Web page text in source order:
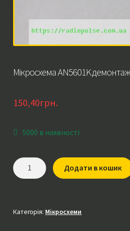
Мікросхема AN5601K
150,40грн.
5000 в наявності
Мікросхема
AN5601K
Додати в кошик
Категорія: Мікросхеми